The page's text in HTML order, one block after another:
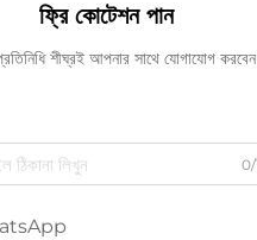
ফ্রি কোটেশন পান
শীঘ্রই আপনার সাথে যোগাযোগ
0/